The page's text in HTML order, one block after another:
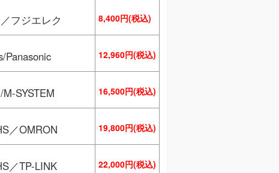
フジエレク 8,400円(税込)
Panasonic 12,960円(税込)
SYSTEM 16,500円(税込)
／OMRON 19,800円(税込)
／TP-LINK 22,000円(税込)